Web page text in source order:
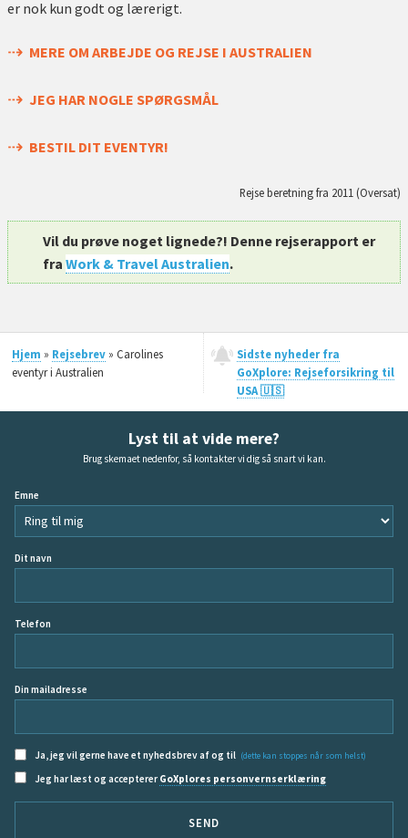
er nok kun godt og lærerigt.
MERE OM ARBEJDE OG REJSE I AUSTRALIEN
JEG HAR NOGLE SPØRGSMÅL
BESTIL DIT EVENTYR!
Rejse beretning fra 2011 (Oversat)
Vil du prøve noget lignede?! Denne rejserapport er
fraWork & Travel Australien.
Hjem » Rejsebrev» Carolines
eventyr i Australien
Sidste nyheder fra
GoXplore: Rejseforsikring til
USA 🇺🇸
Lyst til at vide mere?
Brug skemaet nedenfor, så kontakter vi dig så snart vi kan.
Emne
Dit navn
Telefon
Din mailadresse
Ja, jeg vil gerne have et nyhedsbrev af og til (dette kan stoppes når som helst)
Jeg har læst og accepterer GoXplores personvernserklæring
SEND